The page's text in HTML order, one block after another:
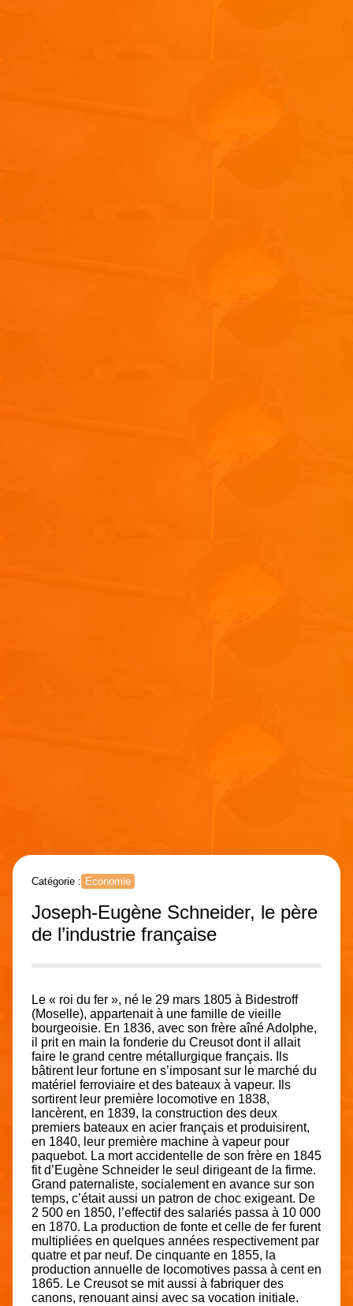
Catégorie : Economie
Joseph-Eugène Schneider, le père
de l’industrie française
Le « roi du fer », né le 29 mars 1805 à Bidestroff
(Moselle), appartenait à une famille de vieille
bourgeoisie. En 1836, avec son frère aîné Adolphe,
il prit en main la fonderie du Creusot dont il allait
faire le grand centre métallurgique français. Ils
bâtirent leur fortune en s’imposant sur le marché du
matériel ferroviaire et des bateaux à vapeur. Ils
sortirent leur première locomotive en 1838,
lancèrent, en 1839, la construction des deux
premiers bateaux en acier français et produisirent,
en 1840, leur première machine à vapeur pour
paquebot. La mort accidentelle de son frère en 1845
fit d’Eugène Schneider le seul dirigeant de la firme.
Grand paternaliste, socialement en avance sur son
temps, c’était aussi un patron de choc exigeant. De
2 500 en 1850, l’effectif des salariés passa à 10 000
en 1870. La production de fonte et celle de fer furent
multipliées en quelques années respectivement par
quatre et par neuf. De cinquante en 1855, la
production annuelle de locomotives passa à cent en
1865. Le Creusot se mit aussi à fabriquer des
canons, renouant ainsi avec sa vocation initiale.